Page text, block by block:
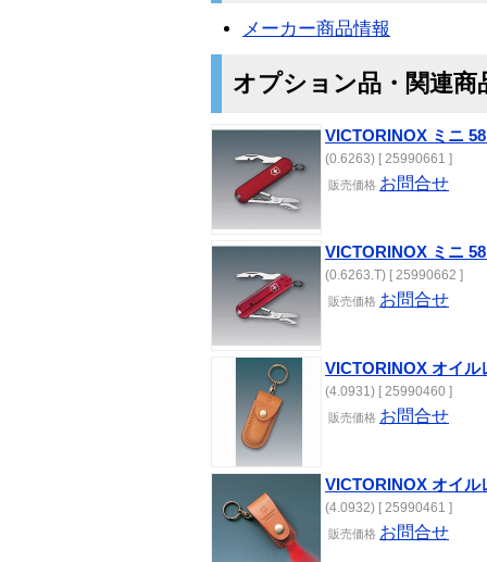
メーカー商品情報
オプション品・関連商
VICTORINOX ミニ
(0.6263) [ 25990661 ]
販売価格 お問合せ
VICTORINOX ミニ
(0.6263.T) [ 25990662 ]
販売価格 お問合せ
VICTORINOX オイ
(4.0931) [ 25990460 ]
販売価格 お問合せ
VICTORINOX オイ
(4.0932) [ 25990461 ]
販売価格 お問合せ